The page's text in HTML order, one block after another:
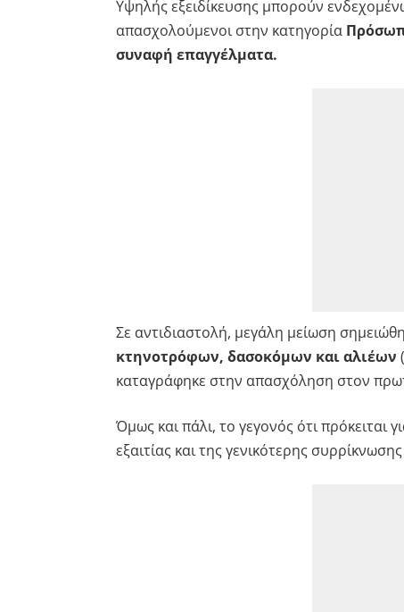
Υψηλής εξειδίκευσης μπορούν
απασχολούμενοι στην κατηγορία
συναφή επαγγέλματα.
Σε αντιδιαστολή, μεγάλη μείωση
κτηνοτρόφων, δασοκόμων και αλιέων
καταγράφηκε στην απασχόληση στον
Όμως και πάλι, το γεγονός ότι πρόκειται
εξαιτίας και της γενικότερης